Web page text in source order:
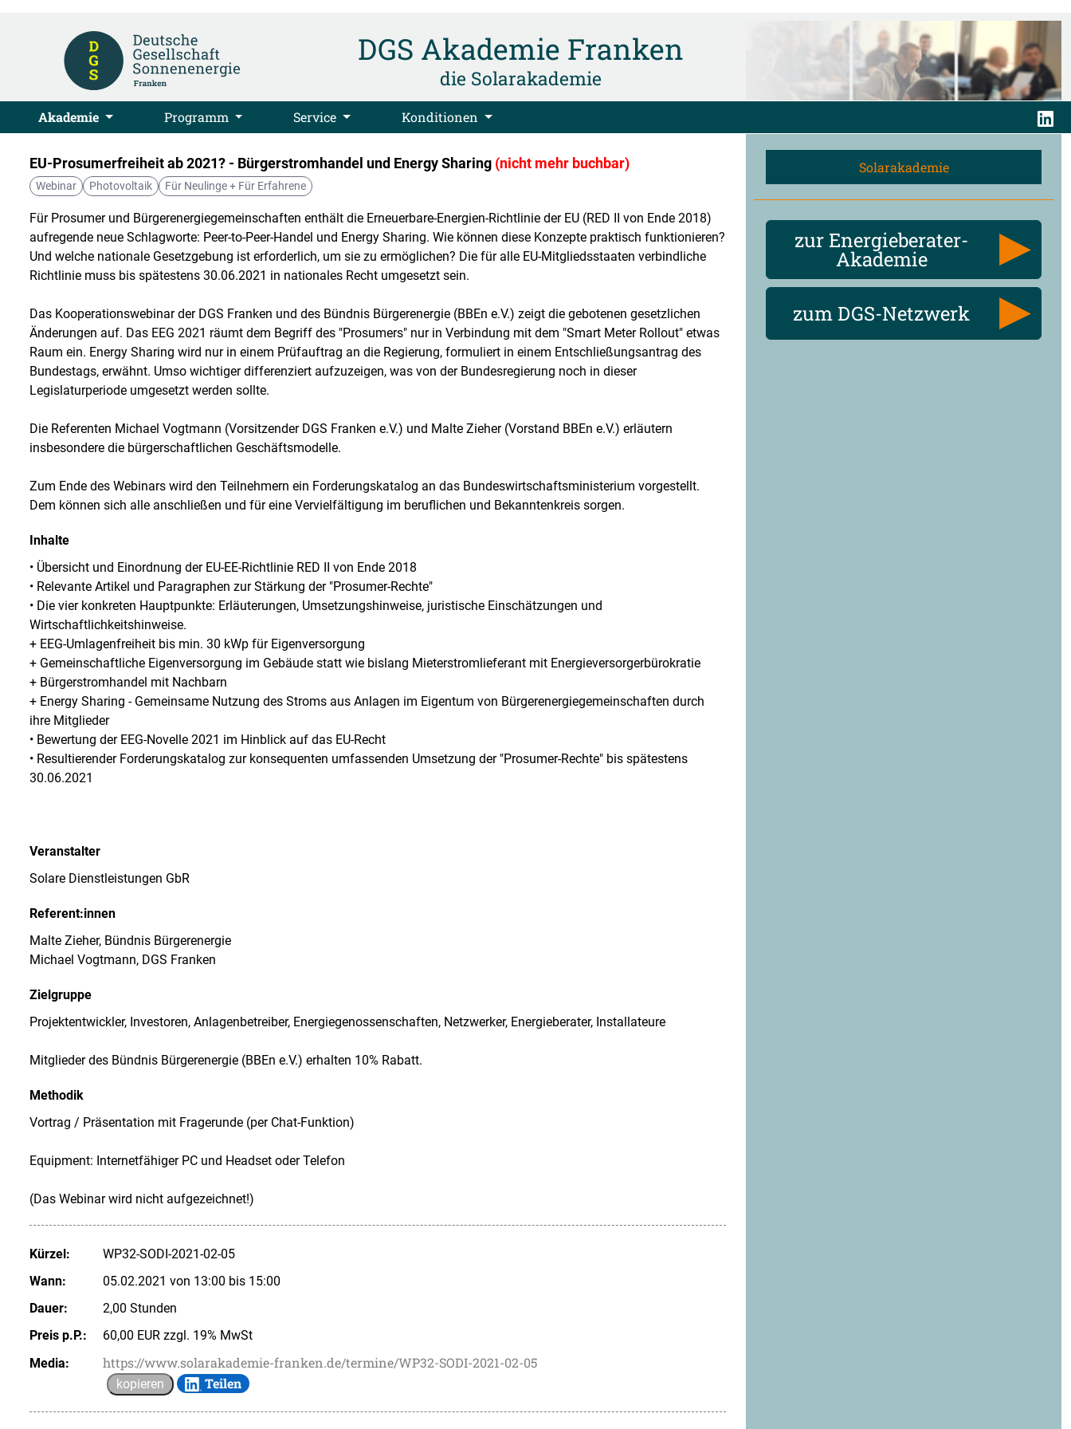
DGS Akademie Franken
die Solarakademie
Akademie Programm Service Konditionen
EU-Prosumerfreiheit ab 2021? - Bürgerstromhandel und Energy Sharing (nicht mehr buchbar)
Webinar Photovoltaik Für Neulinge + Für Erfahrene
Für Prosumer und Bürgerenergiegemeinschaften enthält die Erneuerbare-Energien-Richtlinie der EU (RED II von Ende 2018)
aufregende neue Schlagworte: Peer-to-Peer-Handel und Energy Sharing. Wie können diese Konzepte praktisch funktionieren?
Und welche nationale Gesetzgebung ist erforderlich, um sie zu ermöglichen? Die für alle EU-Mitgliedsstaaten verbindliche
Richtlinie muss bis spätestens 30.06.2021 in nationales Recht umgesetzt sein.
Das Kooperationswebinar der DGS Franken und des Bündnis Bürgerenergie (BBEn e.V.) zeigt die gebotenen gesetzlichen
Änderungen auf. Das EEG 2021 räumt dem Begriff des "Prosumers" nur in Verbindung mit dem "Smart Meter Rollout" etwas
Raum ein. Energy Sharing wird nur in einem Prüfauftrag an die Regierung, formuliert in einem Entschließungsantrag des
Bundestags, erwähnt. Umso wichtiger differenziert aufzuzeigen, was von der Bundesregierung noch in dieser
Legislaturperiode umgesetzt werden sollte.
Die Referenten Michael Vogtmann (Vorsitzender DGS Franken e.V.) und Malte Zieher (Vorstand BBEn e.V.) erläutern
insbesondere die bürgerschaftlichen Geschäftsmodelle.
Zum Ende des Webinars wird den Teilnehmern ein Forderungskatalog an das Bundeswirtschaftsministerium vorgestellt.
Dem können sich alle anschließen und für eine Vervielfältigung im beruflichen und Bekanntenkreis sorgen.
Inhalte
• Übersicht und Einordnung der EU-EE-Richtlinie RED II von Ende 2018
• Relevante Artikel und Paragraphen zur Stärkung der "Prosumer-Rechte"
• Die vier konkreten Hauptpunkte: Erläuterungen, Umsetzungshinweise, juristische Einschätzungen und
Wirtschaftlichkeitshinweise.
+ EEG-Umlagenfreiheit bis min. 30 kWp für Eigenversorgung
+ Gemeinschaftliche Eigenversorgung im Gebäude statt wie bislang Mieterstromlieferant mit Energieversorgerbürokratie
+ Bürgerstromhandel mit Nachbarn
+ Energy Sharing - Gemeinsame Nutzung des Stroms aus Anlagen im Eigentum von Bürgerenergiegemeinschaften durch
ihre Mitglieder
• Bewertung der EEG-Novelle 2021 im Hinblick auf das EU-Recht
• Resultierender Forderungskatalog zur konsequenten umfassenden Umsetzung der "Prosumer-Rechte" bis spätestens
30.06.2021
Veranstalter
Solare Dienstleistungen GbR
Referent:innen
Malte Zieher, Bündnis Bürgerenergie
Michael Vogtmann, DGS Franken
Zielgruppe
Projektentwickler, Investoren, Anlagenbetreiber, Energiegenossenschaften, Netzwerker, Energieberater, Installateure
Mitglieder des Bündnis Bürgerenergie (BBEn e.V.) erhalten 10% Rabatt.
Methodik
Vortrag / Präsentation mit Fragerunde (per Chat-Funktion)
Equipment: Internetfähiger PC und Headset oder Telefon
(Das Webinar wird nicht aufgezeichnet!)
Kürzel:
WP32-SODI-2021-02-05
Wann:
05.02.2021 von 13:00 bis 15:00
Dauer:
2,00 Stunden
Preis p.P.:
60,00 EUR zzgl. 19% MwSt
Media:
https://www.solarakademie-franken.de/termine/WP32-SODI-2021-02-05
kopieren Teilen
Solarakademie
zur Energieberater-
Akademie
zum DGS-Netzwerk